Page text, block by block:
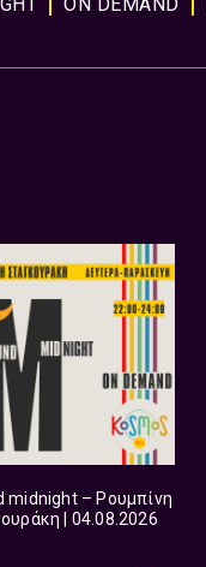
midnight – Ρουμπίνη
| 04.08.2026